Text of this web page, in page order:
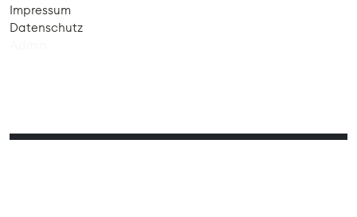
Impressum
Datenschutz